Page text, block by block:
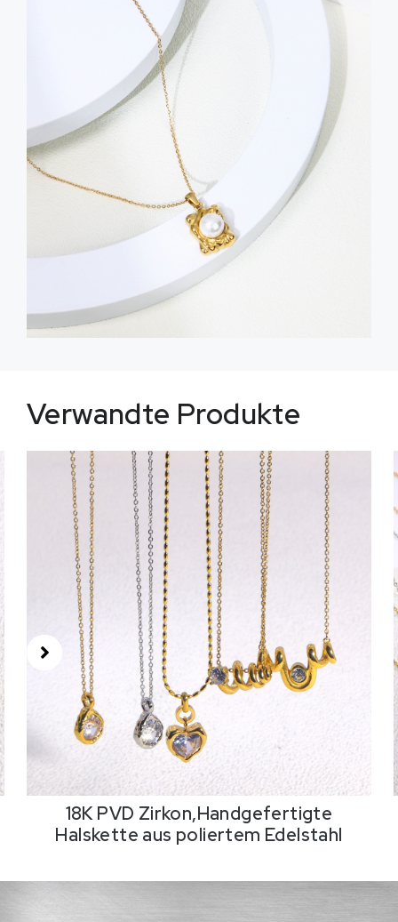
Verwandte Produkte
18K PVD Zirkon,Handgefertigte
Halskette aus poliertem Edelstahl